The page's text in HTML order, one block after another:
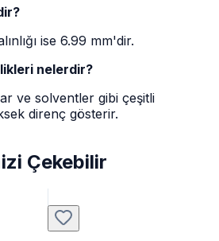
ise 6.99 mm'dir.
nelerdir?
ve solventler gibi çeşitli
direnç gösterir.
Çekebilir